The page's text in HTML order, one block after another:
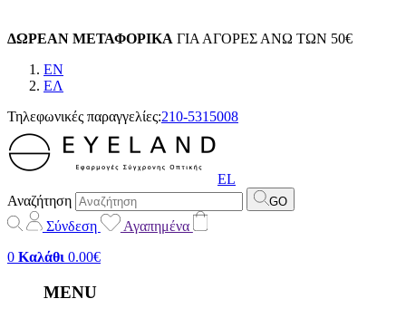
ΔΩΡΕΑΝ ΜΕΤΑΦΟΡΙΚΑ ΓΙΑ ΑΓΟΡΕΣ ΑΝΩ ΤΩΝ 50€
EN
EΛ
Τηλεφωνικές παραγγελίες:210-5315008
EL
Αναζήτηση
GO
Σύνδεση
Αγαπημένα
0 Καλάθι 0.00€
MENU